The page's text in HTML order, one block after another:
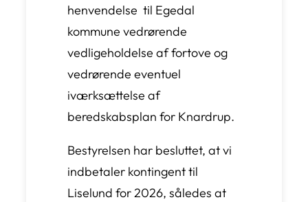
henvendelse til Egedal
kommune vedrørende
vedligeholdelse af fortove og
vedrørende eventuel
iværksættelse af
beredskabsplan for Knardrup.
Bestyrelsen har besluttet, at vi
indbetaler kontingent til
Liselund for 2026, således at